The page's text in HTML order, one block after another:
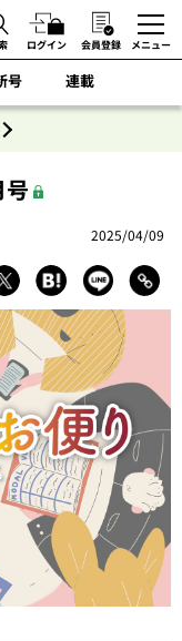
ログイン 会員登録 メニュー
号 連載
2025/04/09